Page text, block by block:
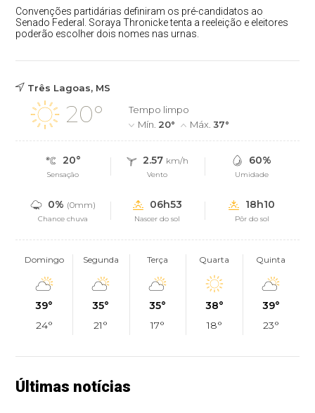
Convenções partidárias definiram os pré-candidatos ao
Senado Federal. Soraya Thronicke tenta a reeleição e eleitores
poderão escolher dois nomes nas urnas.
Três Lagoas, MS
20°
Tempo limpo
Mín. 20° Máx.37°
20°
Sensação
2.57 km/h
Vento
60%
Umidade
0% (0mm)
Chance chuva
06h53
Nascer do sol
18h10
Pôr do sol
Domingo
39°
24°
Segunda
35°
21°
Terça
35°
17°
Quarta
38°
18°
Quinta
39°
23°
Últimas notícias